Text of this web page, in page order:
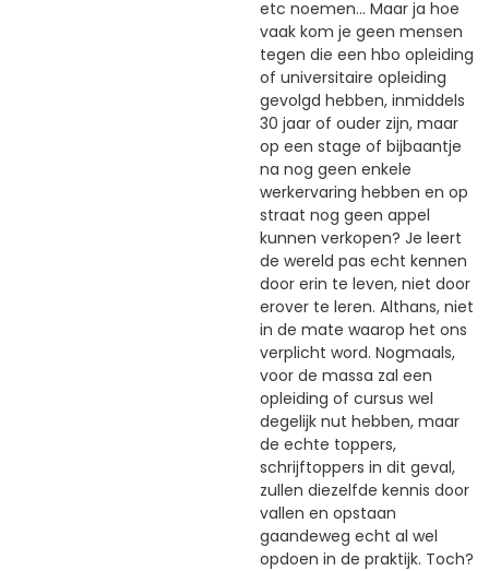
etc noemen... Maar ja hoe
vaak kom je geen mensen
tegen die een hbo opleiding
of universitaire opleiding
gevolgd hebben, inmiddels
30 jaar of ouder zijn, maar
op een stage of bijbaantje
na nog geen enkele
werkervaring hebben en op
straat nog geen appel
kunnen verkopen? Je leert
de wereld pas echt kennen
door erin te leven, niet door
erover te leren. Althans, niet
in de mate waarop het ons
verplicht word. Nogmaals,
voor de massa zal een
opleiding of cursus wel
degelijk nut hebben, maar
de echte toppers,
schrijftoppers in dit geval,
zullen diezelfde kennis door
vallen en opstaan
gaandeweg echt al wel
opdoen in de praktijk. Toch?